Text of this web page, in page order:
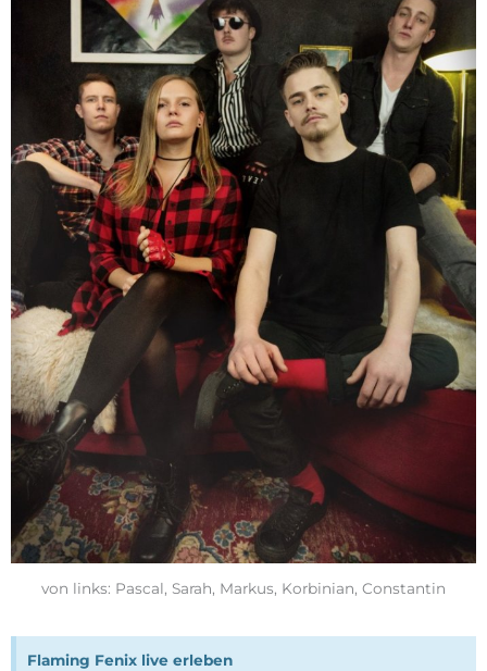
von links: Pascal, Sarah, Markus, Korbinian, Constantin
Flaming Fenix live erleben